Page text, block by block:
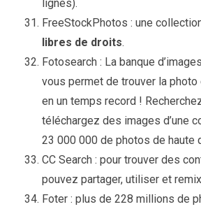
lignes).
FreeStockPhotos : une
libres de droits.
Fotosearch : La banque
vous permet de trouver la
en un temps record !
téléchargez des images d’une
23 000 000 de photos de haute
CC Search : pour trouver des
pouvez partager, utiliser et
Foter : plus de 228 millions de